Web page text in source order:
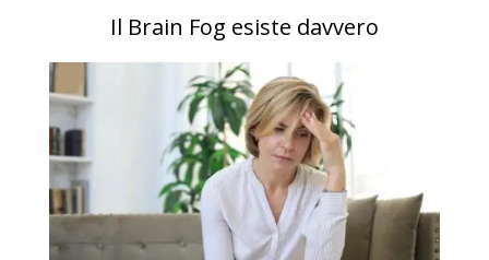
Il Brain Fog esiste davvero